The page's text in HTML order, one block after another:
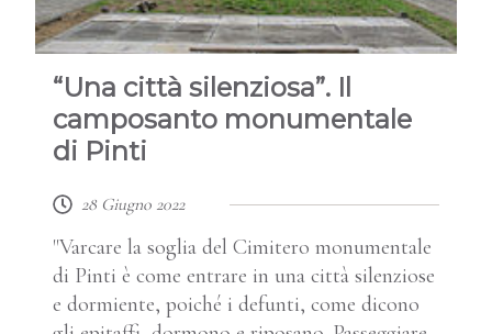
“Una città silenziosa”. Il
camposanto monumentale
di Pinti
28 Giugno 2022
"Varcare la soglia del Cimitero monumentale
di Pinti è come entrare in una città silenziose
e dormiente, poiché i defunti, come dicono